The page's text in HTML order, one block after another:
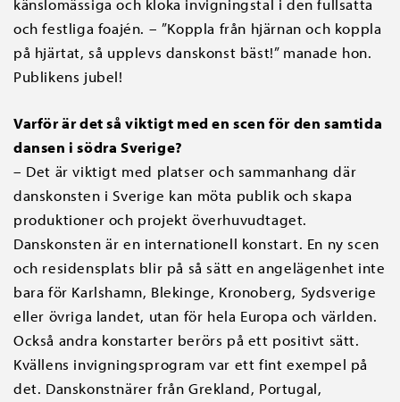
känslomässiga och kloka invigningstal i den fullsatta
och festliga foajén. – ”Koppla från hjärnan och koppla
på hjärtat, så upplevs danskonst bäst!” manade hon.
Publikens jubel!
Varför är det så viktigt med en scen för den samtida
dansen i södra Sverige?
– Det är viktigt med platser och sammanhang där
danskonsten i Sverige kan möta publik och skapa
produktioner och projekt överhuvudtaget.
Danskonsten är en internationell konstart. En ny scen
och residensplats blir på så sätt en angelägenhet inte
bara för Karlshamn, Blekinge, Kronoberg, Sydsverige
eller övriga landet, utan för hela Europa och världen.
Också andra konstarter berörs på ett positivt sätt.
Kvällens invigningsprogram var ett fint exempel på
det. Danskonstnärer från Grekland, Portugal,